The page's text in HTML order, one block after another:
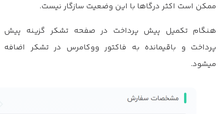
ممکن است اکثر درگاها با این وضعیت سازگار نیست.
هنگام تکمیل پیش پرداخت در صفحه تشکر گزینه پیش
پرداخت و باقیمانده به فاکتور ووکامرس در تشکر اضافه
میشود.